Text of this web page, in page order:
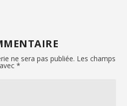
ne sera pas publiée. Les champs
*